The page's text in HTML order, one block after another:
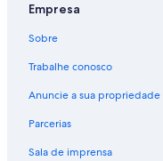
Empresa
Sobre
Trabalhe conosco
Anuncie a sua propriedade
Parcerias
Sala de imprensa